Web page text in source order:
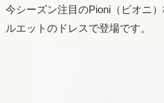
今シーズン注目のPioni（ピオニ
ルエットのドレスで登場です。